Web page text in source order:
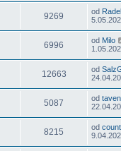
9269 od
6996 od Milo
12663 od
5087 od
8215 od